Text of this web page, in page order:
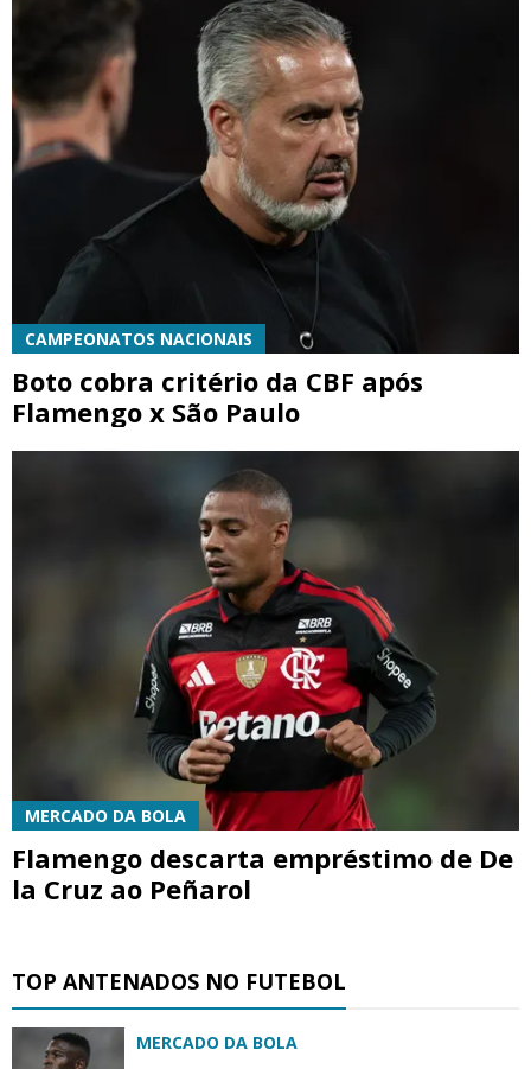
CAMPEONATOS NACIONAIS
Boto cobra critério da CBF após
Flamengo x São Paulo
MERCADO DA BOLA
Flamengo descarta empréstimo de De
la Cruz ao Peñarol
TOP ANTENADOS NO FUTEBOL
MERCADO DA BOLA